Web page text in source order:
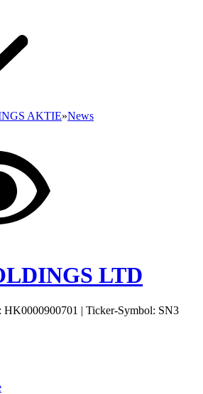
AKTIE»News
LTD
HK0000900701 | Ticker-Symbol: SN3